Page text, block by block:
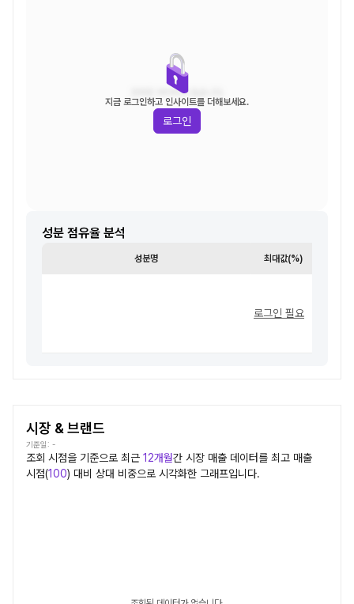
조회된 데이터가 없습니다.
지금 로그인하고 인사이트를 더해보세요.
로그인
성분 점유율 분석
성분명 최대값(%)
로그인 필요
시장 & 브랜드
기준일: -
조회 시점을 기준으로 최근 12개월간 시장 매출 데이터를 최고 매출
시점(100) 대비 상대 비중으로 시각화한 그래프입니다.